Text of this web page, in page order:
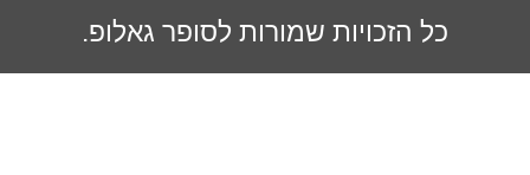
כל הזכויות שמורות לסופר גאלופ.